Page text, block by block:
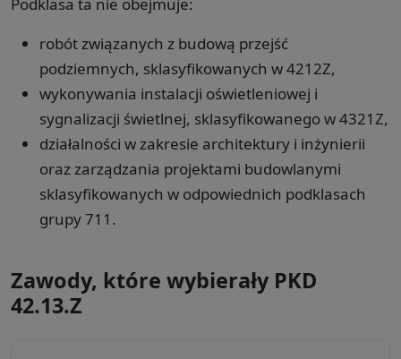
robót związanych z budową przejść
podziemnych, sklasyfikowanych w 4212Z,
wykonywania instalacji oświetleniowej i
sygnalizacji świetlnej, sklasyfikowanego w 4321Z,
działalności w zakresie architektury i inżynierii
oraz zarządzania projektami budowlanymi
sklasyfikowanych w odpowiednich podklasach
grupy 711.
Zawody, które wybierały PKD
42.13.Z